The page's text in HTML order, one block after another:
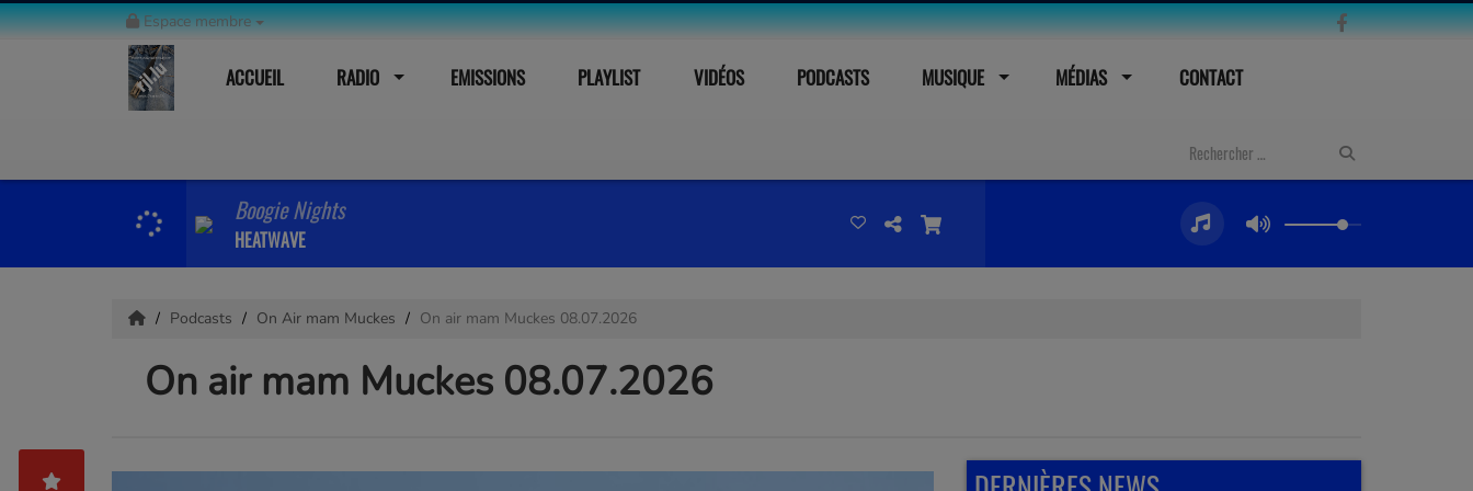
Espace membre
ACCUEIL RADIO EMISSIONS PLAYLIST VIDÉOS PODCASTS MUSIQUE MÉDIAS CONTACT
Boogie Nights
HEATWAVE
Podcasts On Air mam Muckes On air mam Muckes 08.07.2026
On air mam Muckes 08.07.2026